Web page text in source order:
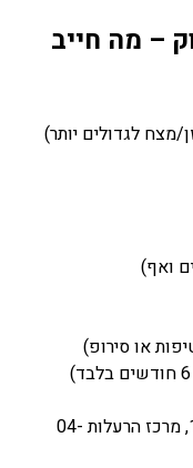
– מה חייב
מצח לגדולים יותר)
ואף)
או סירופ)
רשימת טלפונים חשובים: מד"א 101, מרכז הרעלות 04-